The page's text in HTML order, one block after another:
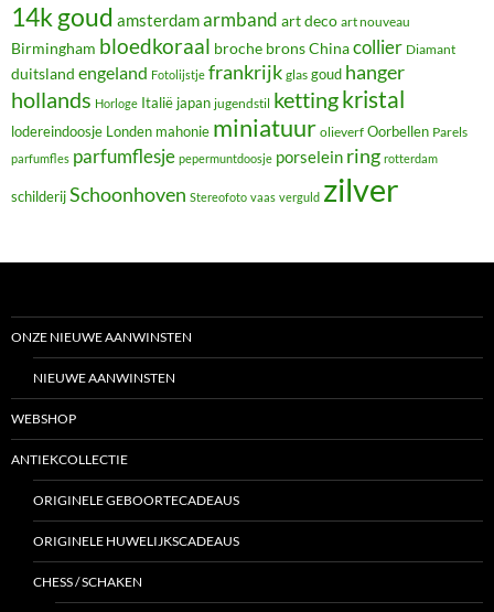
14k goud amsterdamarmband art deco art nouveau
Birmingham bloedkoraal broche bronsChinacollier Diamant
duitsland engeland Fotolijstje frankrijk glas goud hanger
hollands Horloge Italië japan jugendstil kettingkristal
lodereindoosje Londen mahonie miniatuur olieverf Oorbellen Parels
parfumfles parfumflesje pepermuntdoosje porselein ring rotterdam
schilderijSchoonhoven Stereofoto vaas verguld zilver
ONZE NIEUWE AANWINSTEN
NIEUWE AANWINSTEN
WEBSHOP
ANTIEKCOLLECTIE
ORIGINELE GEBOORTECADEAUS
ORIGINELE HUWELIJKSCADEAUS
CHESS / SCHAKEN